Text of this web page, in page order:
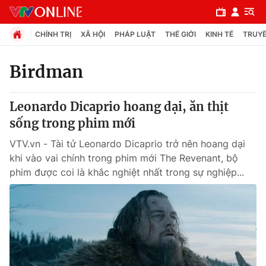
Chuyên mục
Chính trị
Xã hội
Pháp luật
Y tế
Thế giới
CHÍNH TRỊ XÃ HỘI PHÁP LUẬT THẾ GIỚI KINH TẾ
Birdman
Leonardo Dicaprio hoang dại, ăn thịt
sống trong phim mới
VTV.vn - Tài tử Leonardo Dicaprio trở nên hoang dại
khi vào vai chính trong phim mới The Revenant, bộ
phim được coi là khắc nghiệt nhất trong sự nghiệp...